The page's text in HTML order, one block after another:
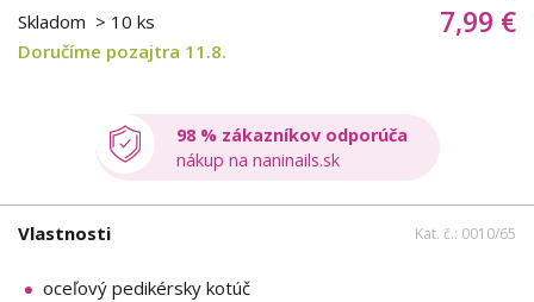
Skladom > 10 ks
Doručíme pozajtra 11.8.
7,99 €
98 % zákazníkov odporúča
nákup na naninails.sk
Vlastnosti Kat. č.: 0010/65
oceľový pedikérsky kotúč